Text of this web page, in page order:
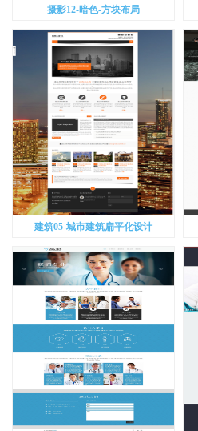
摄影12-暗色-方块布局
建筑05-城市建筑扁平化设计